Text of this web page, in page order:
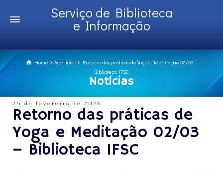
Serviço de Biblioteca
e Informação
Home Acontece
Retorno das práticas de Yoga e Meditação 02/03 -
Biblioteca IFSC
Notícias
25 de fevereiro de 2026
Retorno das práticas de
Yoga e Meditação 02/03
– Biblioteca IFSC